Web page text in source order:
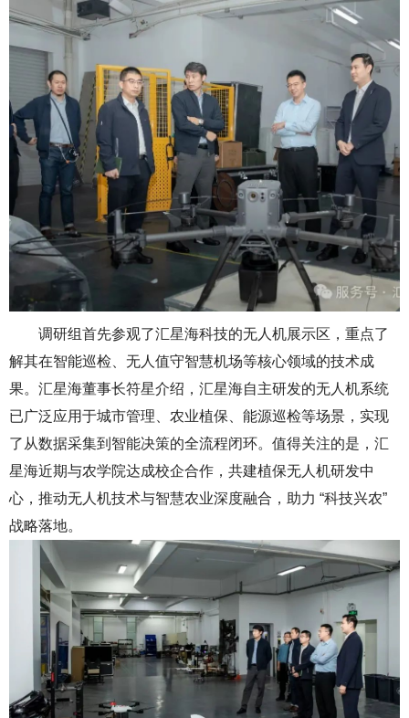
调研组首先参观了汇星海科技的无人机展示区，重点了
解其在智能巡检、无人值守智慧机场等核心领域的技术成
果。 汇星海董事长符星介绍，汇星海自主研发的无人机系统
已广泛应用于城市管理、农业植保、能源巡检等场景，实现
了从数据采集到智能决策的全流程闭环。值得关注的是，汇
星海近期与农学院达成校企合作，共建植保无人机研发中
心，推动无人机技术与智慧农业深度融合，助力 “科技兴农”
战略落地。